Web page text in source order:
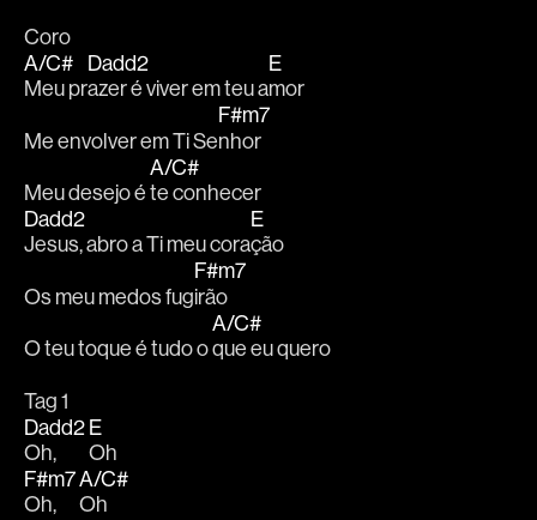
Coro
A/C#
Meu pr
Dadd2
azer é viver em teu a
E
mor
Me envolver em Ti Se
F#m7
nhor
Meu desejo é
A/C#
te conhecer
Dadd2
Jesus, abro a Ti meu cora
E
ção
Os meu medos fug
F#m7
irão
O teu toque é tudo o
A/C#
que eu quero
Tag 1
Dadd2
Oh,
E
Oh
F#m7
Oh,
A/C#
Oh